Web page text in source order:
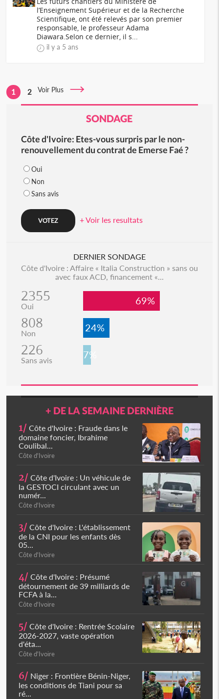
l’Enseignement Supérieur et de la Recherche
Scientifique, ont été relevés par son premier
responsable, le professeur Adama
Diawara.Selon ce dernier, il s...
il y a 5 ans
1 2 Voir Plus
SONDAGE
Côte d'Ivoire: Etes-vous surpris par le non-
renouvellement du contrat de Emerse Faé ?
Oui
Non
Sans avis
+ Voir les resultats
DERNIER SONDAGE
Côte d'Ivoire : Affaire « Italia Construction » sans ou
avec faux ACD, financement «...
2355
Oui 69%
808
Non 24%
226
Sans avis 7%
+ DE LA SEMAINE DERNIÈRE
1/ Côte d'Ivoire : Fraude dans le
domaine foncier, Ibrahime
Coulibal...
Côte d'Ivoire
2/ Côte d'Ivoire : Un véhicule de
la GESTOCI circulant avec un
numér...
Côte d'Ivoire
3/ Côte d'Ivoire : L'établissement
de la CNI pour les enfants dès
05...
Côte d'Ivoire
4/ Côte d'Ivoire : Présumé
détournement de 39 milliards de
FCFA à la...
Côte d'Ivoire
5/ Côte d'Ivoire : Rentrée Scolaire
2026-2027, vaste opération
d'éta...
Côte d'Ivoire
6/ Niger : Frontière Bénin-Niger,
les conditions de Tiani pour sa
ré...